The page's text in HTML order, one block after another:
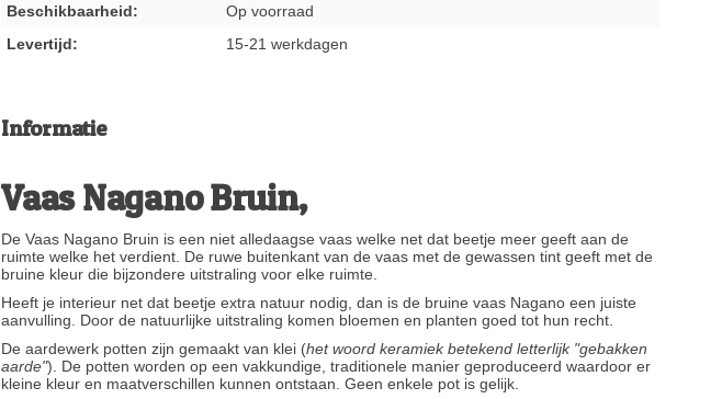
Beschikbaarheid:
Op voorraad
Levertijd:
15-21 werkdagen
Informatie
Vaas Nagano Bruin,
De Vaas Nagano Bruin is een niet alledaagse vaas welke net dat beetje meer geeft aan de
ruimte welke het verdient. De ruwe buitenkant van de vaas met de gewassen tint geeft met de
bruine kleur die bijzondere uitstraling voor elke ruimte.
Heeft je interieur net dat beetje extra natuur nodig, dan is de bruine vaas Nagano een juiste
aanvulling. Door de natuurlijke uitstraling komen bloemen en planten goed tot hun recht.
De aardewerk potten zijn gemaakt van klei (het woord keramiek betekend letterlijk "gebakken
aarde"). De potten worden op een vakkundige, traditionele manier geproduceerd waardoor er
kleine kleur en maatverschillen kunnen ontstaan. Geen enkele pot is gelijk.